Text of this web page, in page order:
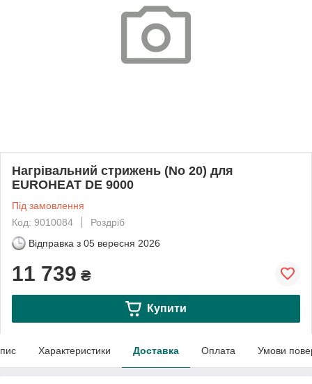
Нагрівальний стрижень (No 20) для
EUROHEAT DE 9000
Під замовлення
Код: 9010084
Роздріб
Відправка з 05 вересня 2026
11 739 ₴
Купити
Характеристики Доставка Оплата Умови